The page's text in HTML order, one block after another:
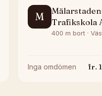
M
Trafikskola
400 m bort ·
Inga omdömen fr.